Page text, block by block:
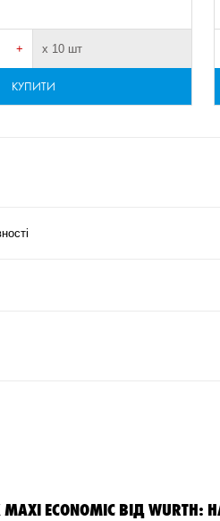
+ х 10 шт
КУПИТИ
ECONOMIC ВІД